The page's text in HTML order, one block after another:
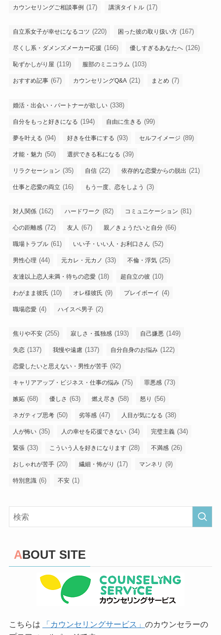
カウンセリングご相談事例 (17) 講演タイトル (17)
自立系女子が幸せになるコツ (220) 困った彼の取り扱い方 (167)
尽くし系・ダメンズメーカー応援 (166) 優しすぎるあなたへ (126)
恥ずかしがり屋 (119) 服部のミニコラム (103)
おすすめ記事 (67) カウンセリングQ&A (21) まとめ (7)
婚活・出会い・パートナーが欲しい (338)
自分をもっと好きになる (194) 自由に生きる (99)
夢を叶える (94) 好きを仕事にする (93) セルフイメージ (89)
才能・魅力 (50) 選択できる私になる (39)
リラクセーション (35) 自信 (22) 依存的な恋愛からの脱出 (21)
仕事と恋愛の両立 (16) もう一度、恋をしよう (3)
対人関係 (162) ハードワーク (82) コミュニケーション (81)
心の距離感 (72) 友人 (67) 親／きょうだいと自分 (66)
職場トラブル (61) いい子・いい人・お利口さん (52)
男性心理 (44) 元カレ・元カノ (33) 不倫・浮気 (25)
友達以上恋人未満・待ちの恋愛 (18) 超自立の彼 (10)
わがまま彼氏 (10) オレ様彼氏 (9) プレイボーイ (4)
職場恋愛 (4) ハイスペ男子 (2)
焦りや不安 (255) 寂しさ・孤独感 (193) 自己嫌悪 (149)
失恋 (137) 我慢や遠慮 (137) 自分自身のお悩み (122)
恋愛したいと思えない・男性が苦手 (92)
キャリアアップ・ビジネス・仕事の悩み (75) 罪悪感 (73)
嫉妬 (68) 優しさ (63) 燃え尽き (58) 怒り (56)
ネガティブ思考 (50) 劣等感 (47) 人目が気になる (38)
人が怖い (35) 人の幸せを応援できない (34) 完璧主義 (34)
緊張 (33) こういう人を好きになります (28) 不満感 (26)
おしゃれが苦手 (20) 繊細・怖がり (17) マンネリ (9)
特別意識 (6) 不安 (1)
ABOUT SITE
こちらは 「カウンセリングサービス」 のカウンセラーの